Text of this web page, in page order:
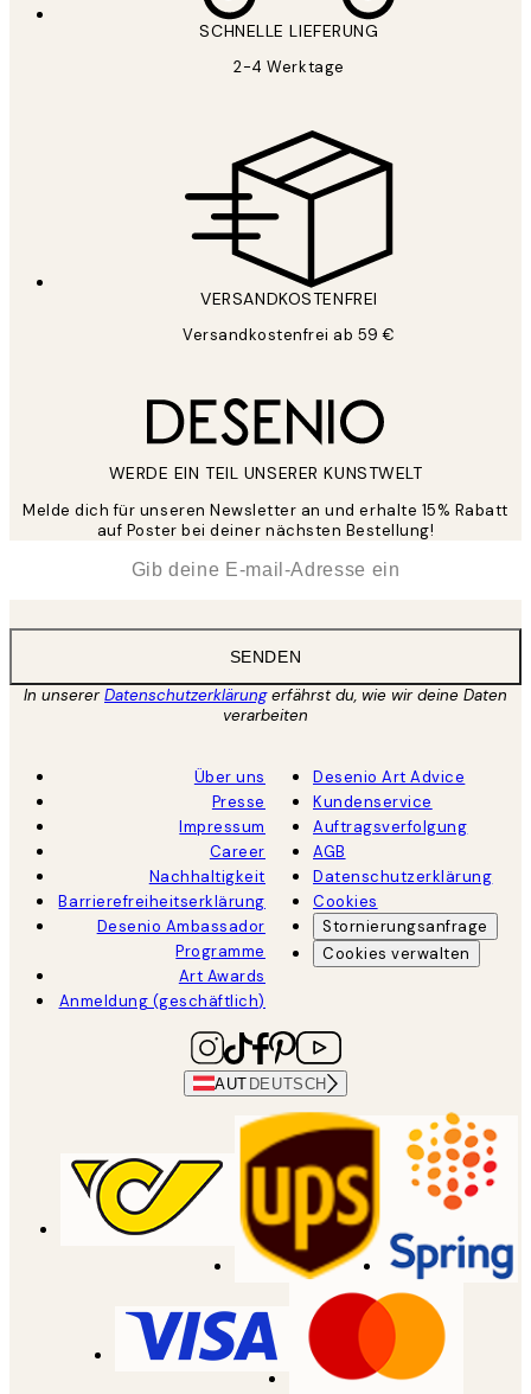
SCHNELLE LIEFERUNG
2-4 Werktage
VERSANDKOSTENFREI
Versandkostenfrei ab 59 €
WERDE EIN TEIL UNSERER KUNSTWELT
Melde dich für unseren Newsletter an und erhalte 15% Rabatt
auf Poster bei deiner nächsten Bestellung!
SENDEN
In unsererDatenschutzerklärungerfährst du, wie wir deine Daten
verarbeiten
Über uns
Presse
Impressum
Career
Nachhaltigkeit
Barrierefreiheitserklärung
Desenio Ambassador
Programme
Art Awards
Anmeldung (geschäftlich)
Desenio Art Advice
Kundenservice
Auftragsverfolgung
AGB
Datenschutzerklärung
Cookies
Stornierungsanfrage
Cookies verwalten
AUT DEUTSCH